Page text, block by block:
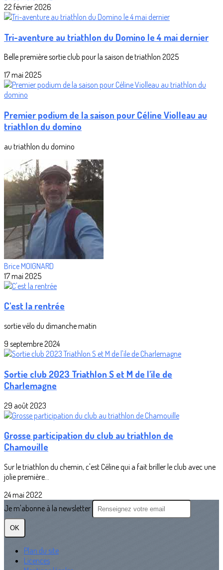
22 février 2026
Tri-aventure au triathlon du Domino le 4 mai dernier
Belle première sortie club pour la saison de triathlon 2025
17 mai 2025
Premier podium de la saison pour Céline Violleau au
triathlon du domino
au triathlon du domino
Brice MOIGNARD
17 mai 2025
C'est la rentrée
sortie vélo du dimanche matin
9 septembre 2024
Sortie club 2023 Triathlon S et M de l'ile de
Charlemagne
29 août 2023
Grosse participation du club au triathlon de
Chamouille
Sur le triathlon du chemin, c'est Céline qui a fait briller le club avec une
jolie première...
24 mai 2022
Je m'abonne à la newsletter
OK
Plan du site
Licences